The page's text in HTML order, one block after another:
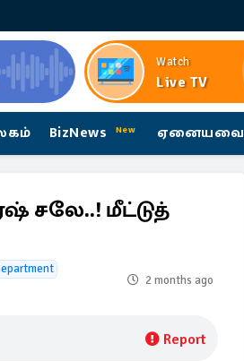
Watch
Live TV
BizNews New ஏனையவை
சலே..! மீட்டுத்
2 months ago
Report